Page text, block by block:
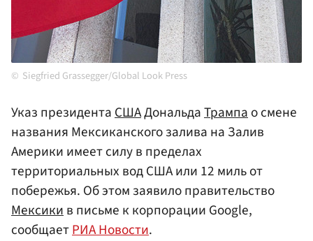
Siegfried Grassegger/Global Look Press
Указ президентаСШАДональдаТрампао смене
названия Мексиканского залива на Залив
Америки имеет силу в пределах
территориальных вод США или 12 миль от
побережья. Об этом заявило правительство
Мексикив письме к корпорации Google,
сообщаетРИА Новости.